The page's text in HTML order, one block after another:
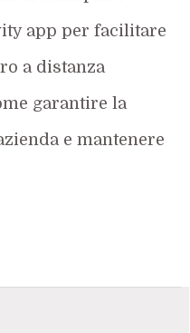
app per facilitare
a distanza
garantire la
e mantenere